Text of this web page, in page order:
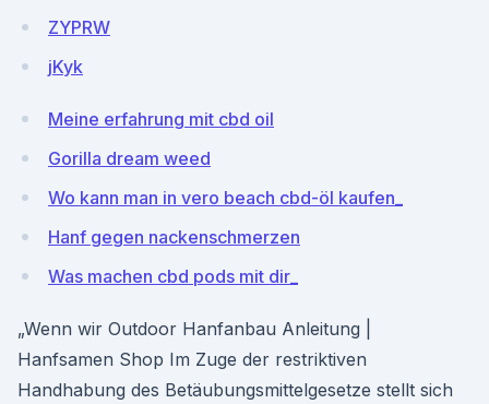
ZYPRW
jKyk
Meine erfahrung mit cbd oil
Gorilla dream weed
Wo kann man in vero beach cbd-öl kaufen_
Hanf gegen nackenschmerzen
Was machen cbd pods mit dir_
„Wenn wir Outdoor Hanfanbau Anleitung |
Hanfsamen Shop Im Zuge der restriktiven
Handhabung des Betäubungsmittelgesetze stellt sich